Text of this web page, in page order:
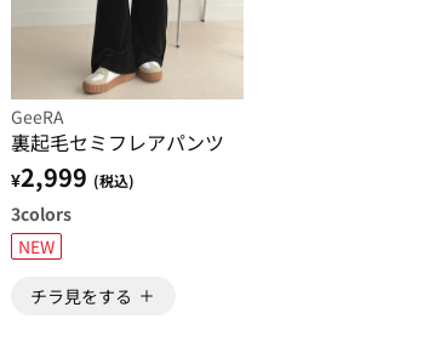
GeeRA
裏起毛セミフレアパンツ
¥2,999 (税込)
3colors
NEW
チラ見をする